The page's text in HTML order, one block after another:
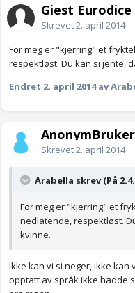
Gjest Eurodice
Skrevet2. april 2014
For meg er "kjerring" et
respektløst. Du kan si jente,
Endret 2. april 2014av
AnonymBruker
Skrevet2. april 2014
Arabella skrev (På
For meg er "kjerring" et
nedlatende, respektløst.
kvinne.
Ikke kan vi si neger, ikke kan
opptatt av språk ikke hadde